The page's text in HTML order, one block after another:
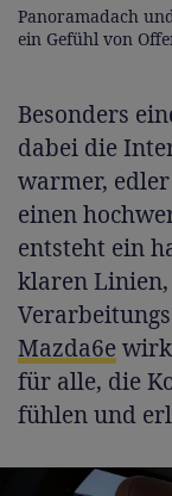
Panoramadach
ein Gefühl von
Besonders
dabei die
warmer,
einen
entsteht ein
klaren
Mazda6e
für alle, die
fühlen und